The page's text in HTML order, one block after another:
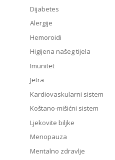
Dijabetes
Alergije
Hemoroidi
Higijena našeg tijela
Imunitet
Jetra
Kardiovaskularni sistem
Koštano-mišićni sistem
Ljekovite biljke
Menopauza
Mentalno zdravlje